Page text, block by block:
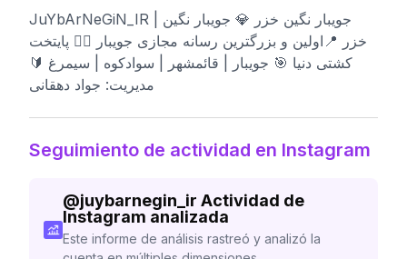
JuYbArNeGiN_IR | جویبار نگین خزر 💎 جويبار نگین
خزر 📍اولین و بزرگترین رسانه مجازی جویبار 🤼‍♂️ پایتخت
کشتی دنیا 🎯 جویبار | قائمشهر | سوادکوه | سیمرغ 🔰
مدیریت: جواد دهقانی
Seguimiento de actividad en Instagram
@juybarnegin_ir Actividad de
Instagram analizada
Este informe de análisis rastreó y analizó la